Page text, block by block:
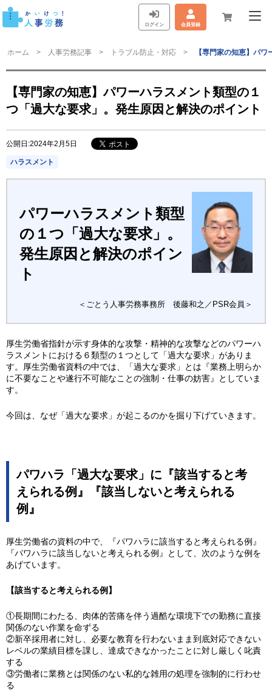
ログイン 会員登録
ホーム 人事労務記事 トラブル防止・対応 【専門家の知恵】パ
【専門家の知恵】パワーハラスメント類型の１
つ「過大な要求」。発生原因と解決のポイント
公開日:2024年2月5日
ハラスメント
パワーハラスメント類型
の１つ「過大な要求」。
発生原因と解決のポイン
ト
＜ごとう人事労務事務所 後藤和之／PSR会員＞
厚生労働省指針が示す身体的な攻撃・精神的な攻撃などのパワーハ
ラスメントにおける６類型の１つとして「過大な要求」がありま
す。厚生労働省資料の中では、「過大な要求」とは『業務上明らか
に不要なことや遂行不可能なことの強制・仕事の妨害』としていま
す。
今回は、なぜ「過大な要求」が起こるのかを掘り下げていきます。
パワハラ「過大な要求」に『該当すると考
えられる例』『該当しないと考えられる
例』
厚生労働省の資料の中で、『パワハラに該当すると考えられる例』
『パワハラに該当しないと考えられる例』として、次のような例を
あげています。
【該当すると考えられる例】
①長期間にわたる、肉体的苦痛を伴う過酷な環境下での勤務に直接
関係のない作業を命ずる
②新卒採用者に対し、必要な教育を行わないまま到底対応できない
レベルの業績目標を課し、達成できなかったことに対し厳しく叱責
する
③労働者に業務とは関係のない私的な雑用の処理を強制的に行わせ
る